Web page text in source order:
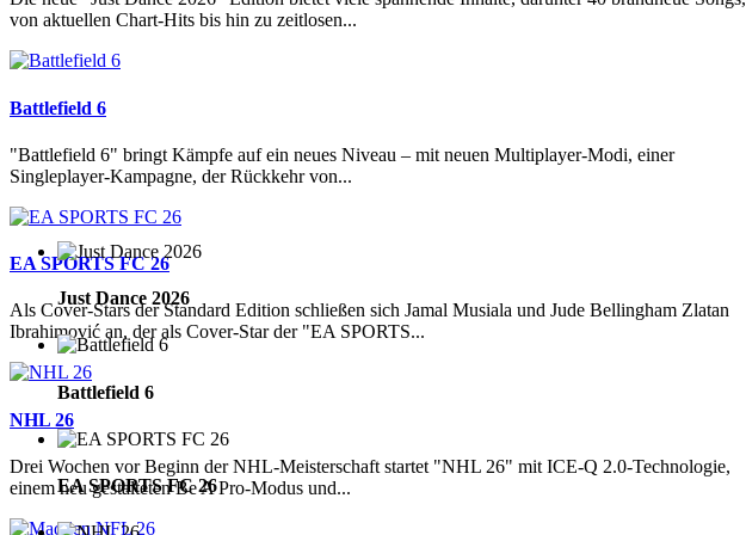
von aktuellen Chart-Hits bis hin zu zeitlosen...
Battlefield 6
"Battlefield 6" bringt Kämpfe auf ein neues Niveau – mit neuen Multiplayer-Modi, einer
Singleplayer-Kampagne, der Rückkehr von...
EA SPORTS FC 26
Als Cover-Stars der Standard Edition schließen sich Jamal Musiala und Jude Bellingham Zlatan
Ibrahimović an, der als Cover-Star der "EA SPORTS...
NHL 26
Drei Wochen vor Beginn der NHL-Meisterschaft startet "NHL 26" mit ICE-Q 2.0-Technologie,
einem neu gestalteten Be A Pro-Modus und...
Just Dance 2026
Battlefield 6
EA SPORTS FC 26